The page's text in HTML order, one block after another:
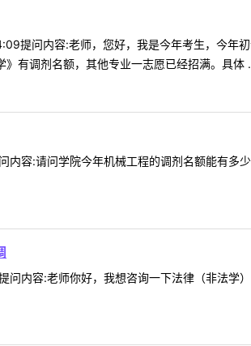
提问内容:老师，您好，我是今年考生，今年
有调剂名额，其他专业一志愿已经招满。具体
容:请问学院今年机械工程的调剂名额能有多
内容:老师你好，我想咨询一下法律（非法学